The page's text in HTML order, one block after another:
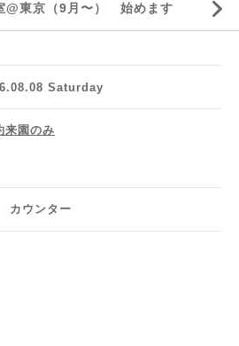
東京（9月〜） 始めます
Saturday
来園のみ
カウンター